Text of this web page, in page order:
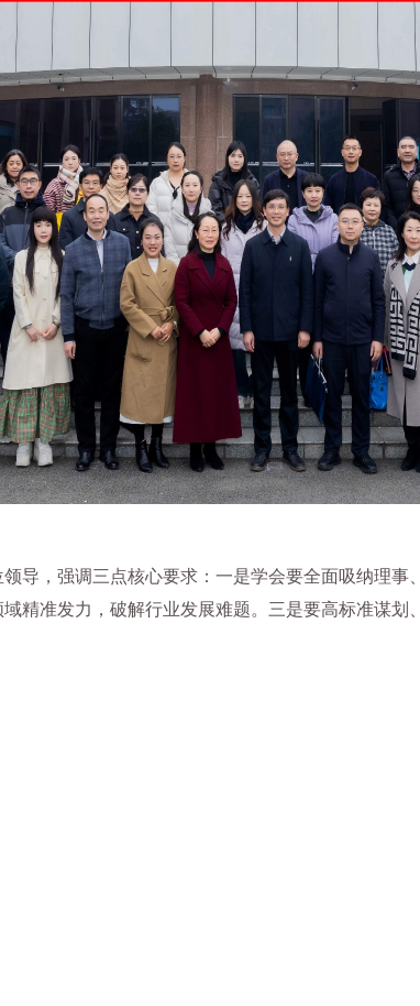
导，强调三点核心要求：一是学会要全面吸纳理
精准发力，破解行业发展难题。三是要高标准谋
曹
吴